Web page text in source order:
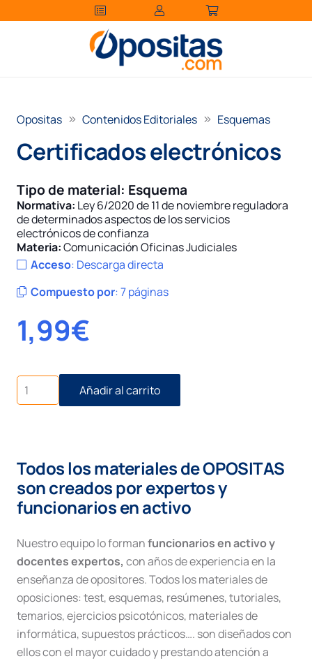
Opositas Contenidos Editoriales Esquemas
Certificados electrónicos
Tipo de material: Esquema
Normativa: Ley 6/2020 de 11 de noviembre reguladora
de determinados aspectos de los servicios
electrónicos de confianza
Materia:Comunicación Oficinas Judiciales
Acceso: Descarga directa
Compuesto por:7 páginas
1,99€
Certificados
electrónicos
cantidad
Añadir al carrito
Todos los materiales de OPOSITAS
son creados por expertos y
funcionarios en activo
Nuestro equipo lo formanfuncionarios en activo y
docentes expertos, con años de experiencia en la
enseñanza de opositores. Todos los materiales de
oposiciones: test, esquemas, resúmenes, tutoriales,
temarios, ejercicios psicotónicos, materiales de
informática, supuestos prácticos…. son diseñados con
ellos con el mayor cuidado y prestando atención a